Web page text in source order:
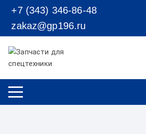
Перейти к содержимому
+7 (343) 346-86-48
zakaz@gp196.ru